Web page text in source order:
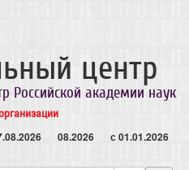
центр
Российской академии наук
08.2026 с 01.01.2026